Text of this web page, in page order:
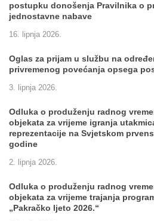
postupku donošenja Pravilnika o
jednostavne nabave
16. lipnja 2026.
Oglas za prijam u službu na
privremenog povećanja opsega
3. lipnja 2026.
Odluka o produženju radnog
objekata za vrijeme igranja
reprezentacije na Svjetskom
godine
2. lipnja 2026.
Odluka o produženju radnog
objekata za vrijeme trajanja
„Pakračko ljeto 2026.“